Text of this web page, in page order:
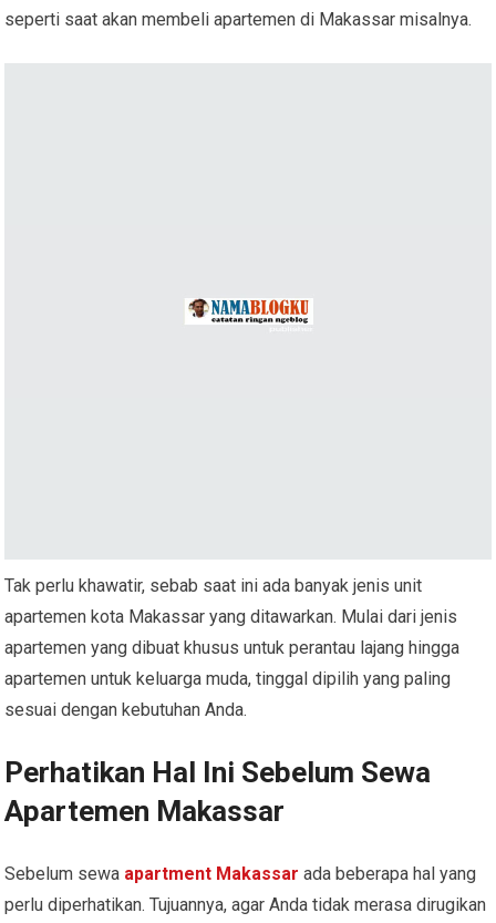
seperti saat akan membeli apartemen di Makassar misalnya.
Tak perlu khawatir, sebab saat ini ada banyak jenis unit
apartemen kota Makassar yang ditawarkan. Mulai dari jenis
apartemen yang dibuat khusus untuk perantau lajang hingga
apartemen untuk keluarga muda, tinggal dipilih yang paling
sesuai dengan kebutuhan Anda.
Perhatikan Hal Ini Sebelum Sewa
Apartemen Makassar
Sebelum sewa apartment Makassar ada beberapa hal yang
perlu diperhatikan. Tujuannya, agar Anda tidak merasa dirugikan